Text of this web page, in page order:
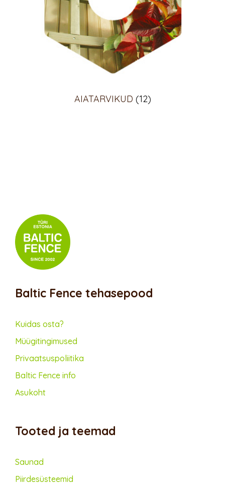
AIATARVIKUD (12)
Baltic Fence tehasepood
Kuidas osta?
Müügitingimused
Privaatsus­poliitika
Baltic Fence info
Asukoht
Tooted ja teemad
Saunad
Piirdesüsteemid